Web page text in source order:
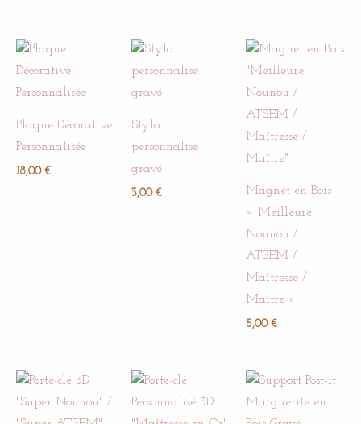
Plaque Décorative
Personnalisée
18,00 €
Stylo
personnalisé
gravé
3,00 €
Magnet en Bois
« Meilleure
Nounou /
ATSEM /
Maîtresse /
Maître »
5,00€